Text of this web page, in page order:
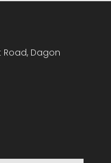
Road, Dagon